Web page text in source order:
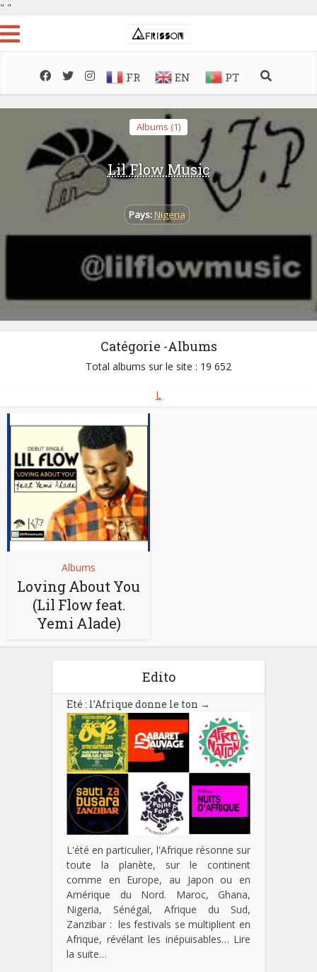
" "
FR EN PT
Albums (1)
Lil Flow Music
Pays: Nigeria
Catégorie -Albums
Total albums sur le site : 19 652
L
Albums
Loving About You
(Lil Flow feat.
Yemi Alade)
Edito
Eté : l’Afrique donne le ton →
L'été en particulier, l'Afrique résonne sur
toute la planète, sur le continent
comme en Europe, au Japon ou en
Amérique du Nord. Maroc, Ghana,
Nigeria, Sénégal, Afrique du Sud,
Zanzibar : les festivals se multiplient en
Afrique, révélant les inépuisables… Lire
la suite…